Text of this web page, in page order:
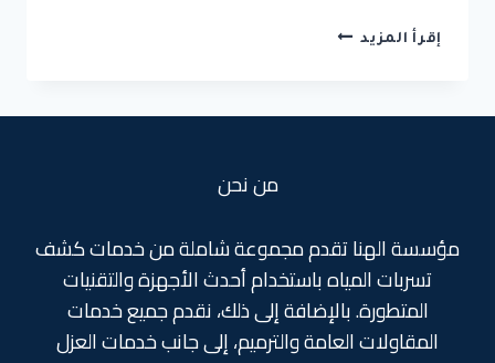
إقرأ المزيد عزل
من نحن
مؤسسة الهنا تقدم مجموعة شاملة من خدمات كشف
تسربات المياه باستخدام أحدث الأجهزة والتقنيات
المتطورة. بالإضافة إلى ذلك، نقدم جميع خدمات
المقاولات العامة والترميم، إلى جانب خدمات العزل